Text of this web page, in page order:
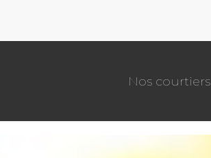
Nos courtiers